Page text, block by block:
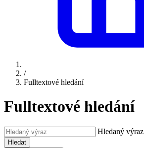
/
Fulltextové hledání
Fulltextové hledání
Hledaný výraz
Hledat